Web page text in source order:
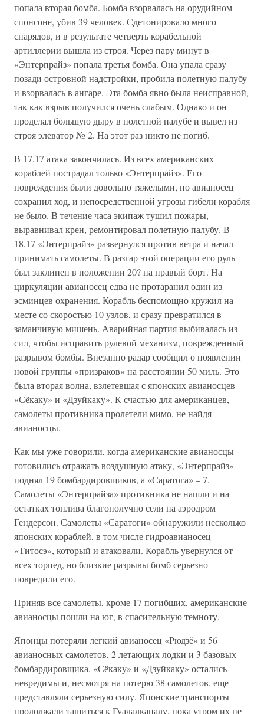
попала вторая бомба. Бомба взорвалась на орудийном
спонсоне, убив 39 человек. Сдетонировало много
снарядов, и в результате четверть корабельной
артиллерии вышла из строя. Через пару минут в
«Энтерпрайз» попала третья бомба. Она упала сразу
позади островной надстройки, пробила полетную палубу
и взорвалась в ангаре. Эта бомба явно была неисправной,
так как взрыв получился очень слабым. Однако и он
проделал большую дыру в полетной палубе и вывел из
строя элеватор № 2. На этот раз никто не погиб.
В 17.17 атака закончилась. Из всех американских
кораблей пострадал только «Энтерпрайз». Его
повреждения были довольно тяжелыми, но авианосец
сохранил ход, и непосредственной угрозы гибели корабля
не было. В течение часа экипаж тушил пожары,
выравнивал крен, ремонтировал полетную палубу. В
18.17 «Энтерпрайз» развернулся против ветра и начал
принимать самолеты. В разгар этой операции его руль
был заклинен в положении 20? на правый борт. На
циркуляции авианосец едва не протаранил один из
эсминцев охранения. Корабль беспомощно кружил на
месте со скоростью 10 узлов, и сразу превратился в
заманчивую мишень. Аварийная партия выбивалась из
сил, чтобы исправить рулевой механизм, поврежденный
разрывом бомбы. Внезапно радар сообщил о появлении
новой группы «призраков» на расстоянии 50 миль. Это
была вторая волна, взлетевшая с японских авианосцев
«Сёкаку» и «Дзуйкаку». К счастью для американцев,
самолеты противника пролетели мимо, не найдя
авианосцы.
Как мы уже говорили, когда американские авианосцы
готовились отражать воздушную атаку, «Энтерпрайз»
поднял 19 бомбардировщиков, а «Саратога» – 7.
Самолеты «Энтерпрайза» противника не нашли и на
остатках топлива благополучно сели на аэродром
Гендерсон. Самолеты «Саратоги» обнаружили несколько
японских кораблей, в том числе гидроавианосец
«Титосэ», который и атаковали. Корабль увернулся от
всех торпед, но близкие разрывы бомб серьезно
повредили его.
Приняв все самолеты, кроме 17 погибших, американские
авианосцы пошли на юг, в спасительную темноту.
Японцы потеряли легкий авианосец «Рюдзё» и 56
авианосных самолетов, 2 летающих лодки и 3 базовых
бомбардировщика. «Сёкаку» и «Дзуйкаку» остались
невредимы и, несмотря на потерю 38 самолетов, еще
представляли серьезную силу. Японские транспорты
продолжали тащиться к Гуадалканалу, пока утром их не